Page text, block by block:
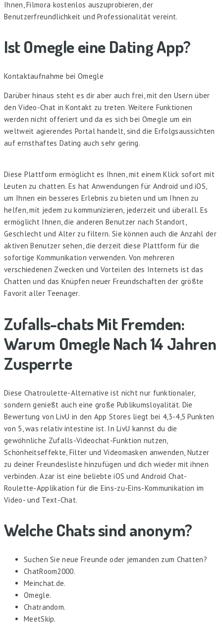
Ihnen, Filmora kostenlos auszuprobieren, der
Benutzerfreundlichkeit und Professionalität vereint.
Ist Omegle eine Dating App?
Kontaktaufnahme bei Omegle
Darüber hinaus steht es dir aber auch frei, mit den Usern über
den Video-Chat in Kontakt zu treten. Weitere Funktionen
werden nicht offeriert und da es sich bei Omegle um ein
weltweit agierendes Portal handelt, sind die Erfolgsaussichten
auf ernsthaftes Dating auch sehr gering.
Diese Plattform ermöglicht es Ihnen, mit einem Klick sofort mit
Leuten zu chatten. Es hat Anwendungen für Android und iOS,
um Ihnen ein besseres Erlebnis zu bieten und um Ihnen zu
helfen, mit jedem zu kommunizieren, jederzeit und überall. Es
ermöglicht Ihnen, die anderen Benutzer nach Standort,
Geschlecht und Alter zu filtern. Sie können auch die Anzahl der
aktiven Benutzer sehen, die derzeit diese Plattform für die
sofortige Kommunikation verwenden. Von mehreren
verschiedenen Zwecken und Vorteilen des Internets ist das
Chatten und das Knüpfen neuer Freundschaften der größte
Favorit aller Teenager.
Zufalls-chats Mit Fremden:
Warum Omegle Nach 14 Jahren
Zusperrte
Diese Chatroulette-Alternative ist nicht nur funktionaler,
sondern genießt auch eine große Publikumsloyalität. Die
Bewertung von LivU in den App Stores liegt bei 4,3-4,5 Punkten
von 5, was relativ intestine ist. In LivU kannst du die
gewöhnliche Zufalls-Videochat-Funktion nutzen,
Schönheitseffekte, Filter und Videomasken anwenden, Nutzer
zu deiner Freundesliste hinzufügen und dich wieder mit ihnen
verbinden. Azar ist eine beliebte iOS und Android Chat-
Roulette-Applikation für die Eins-zu-Eins-Kommunikation im
Video- und Text-Chat.
Welche Chats sind anonym?
Suchen Sie neue Freunde oder jemanden zum Chatten?
ChatRoom2000.
Meinchat.de.
Omegle.
Chatrandom.
MeetSkip.